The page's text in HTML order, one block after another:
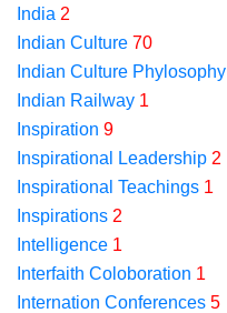
India 2
Indian Culture 70
Indian Culture Phylosophy
Indian Railway 1
Inspiration 9
Inspirational Leadership 2
Inspirational Teachings 1
Inspirations 2
Intelligence 1
Interfaith Coloboration 1
Internation Conferences 5